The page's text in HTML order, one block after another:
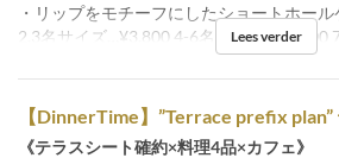
・リップをモチーフにしたショートホー
2,3名サイズ…¥3,800 4-6名サイズ…¥4,600
Lees verder
【DinnerTime】”Terrace prefix
《テラスシート確約×料理4品×カフェ》